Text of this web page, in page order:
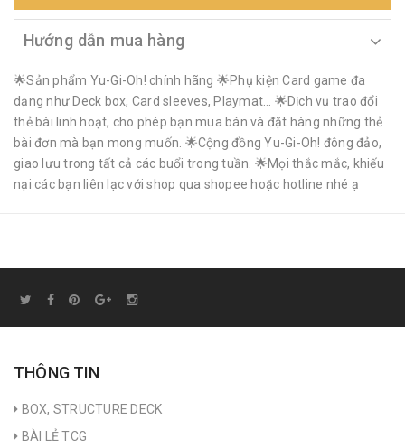
Hướng dẫn mua hàng
🌟Sản phẩm Yu-Gi-Oh! chính hãng 🌟Phụ kiện Card game đa
dạng như Deck box, Card sleeves, Playmat… 🌟Dịch vụ trao đổi
thẻ bài linh hoạt, cho phép bạn mua bán và đặt hàng những thẻ
bài đơn mà bạn mong muốn. 🌟Cộng đồng Yu-Gi-Oh! đông đảo,
giao lưu trong tất cả các buổi trong tuần. 🌟Mọi thắc mắc, khiếu
nại các bạn liên lạc với shop qua shopee hoặc hotline nhé ạ
THÔNG TIN
BOX, STRUCTURE DECK
BÀI LẺ TCG